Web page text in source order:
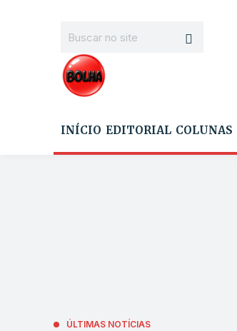
INÍCIO EDITORIAL COLUNAS
ÚLTIMAS NOTÍCIAS